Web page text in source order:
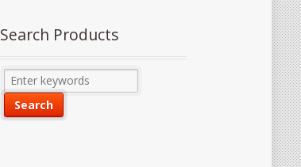
Search Products